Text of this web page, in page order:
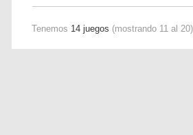
Tenemos 14 juegos (mostrando 11 al 20)